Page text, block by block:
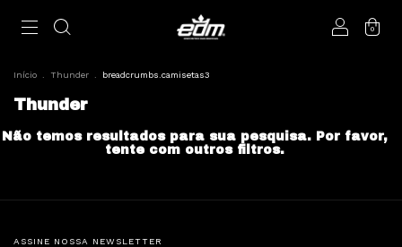
0
Início Thunder breadcrumbs.camisetas3
Thunder
Não temos resultados para sua pesquisa. Por favor,
tente com outros filtros.
ASSINE NOSSA NEWSLETTER